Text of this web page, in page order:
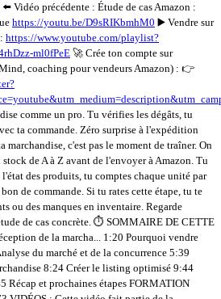
⬅️ Vidéo précédente : Étude de cas Amazon :
https://youtu.be/D9sRIKbmhM0 ▶️ Vendre sur
https://www.youtube.com/playlist?
ml0fPeE 🚀 Crée ton compte sur
coaching pour vendeurs Amazon) : 👉
comme un pro. Tu vérifies les dégâts, tu
ta commande. Zéro surprise à l'expédition
marchandise, c'est pas le moment de traîner. On
de A à Z avant de l'envoyer à Amazon. Tu
des produits, tu comptes chaque unité par
de commande. Si tu rates cette étape, tu te
ou des manques en inventaire. Regarde
de cas concrète. ⏱️ SOMMAIRE DE CETTE
de la marcha... 1:20 Pourquoi vendre
du marché et de la concurrence 5:39
8:24 Créer le listing optimisé 9:44
Récap et prochaines étapes FORMATION